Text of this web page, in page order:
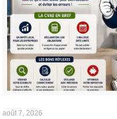
août 7, 2026